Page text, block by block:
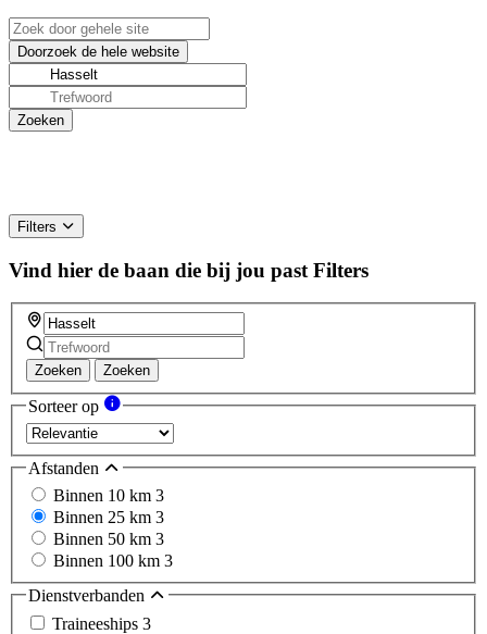
Filters
Vind hier de baan die bij jou past Filters
Zoeken Zoeken
Sorteer op
Afstanden
Binnen 10 km 3
Binnen 25 km 3
Binnen 50 km 3
Binnen 100 km 3
Dienstverbanden
Traineeships 3